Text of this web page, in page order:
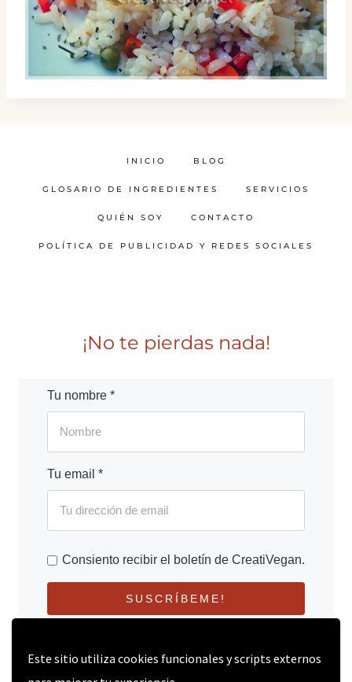
Este sitio utiliza cookies funcionales y scripts externos
INICIO BLOG
GLOSARIO DE INGREDIENTES SERVICIOS
QUIÉN SOY CONTACTO
POLÍTICA DE PUBLICIDAD Y REDES SOCIALES
¡No te pierdas nada!
Tu nombre *
Tu email *
Consiento recibir el boletín de CreatiVegan.
SUSCRÍBEME!